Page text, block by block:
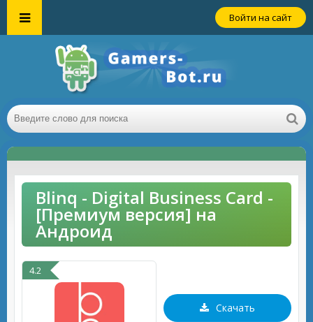
Войти на сайт
Blinq - Digital Business Card -
[Премиум версия] на
Андроид
4.2
Скачать